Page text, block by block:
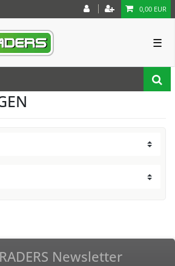
0,00 EUR
☰
Newsletter